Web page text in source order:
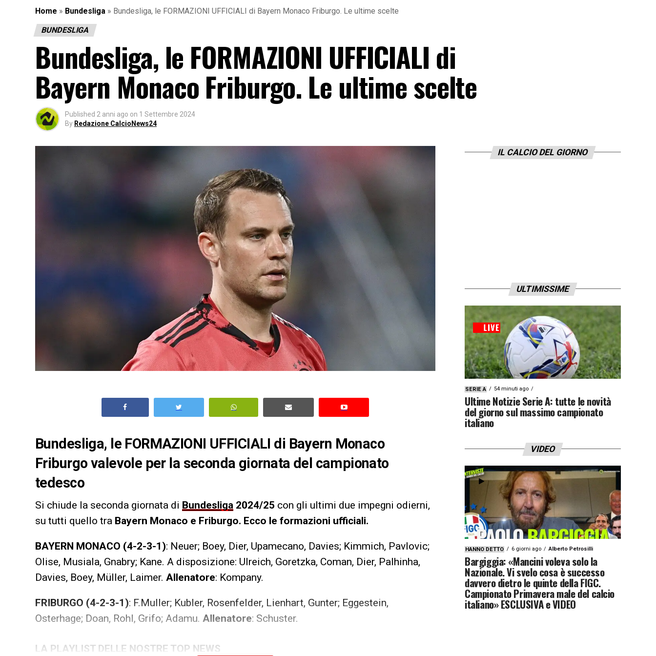
Home » Bundesliga » Bundesliga, le FORMAZIONI UFFICIALI di Bayern Monaco Friburgo. Le ultime scelte
BUNDESLIGA
Bundesliga, le FORMAZIONI UFFICIALI di
Bayern Monaco Friburgo. Le ultime scelte
Published 2 anni ago on 1 Settembre 2024
By Redazione CalcioNews24
Bundesliga, le FORMAZIONI UFFICIALI di Bayern Monaco
Friburgo valevole per la seconda giornata del campionato
tedesco
Si chiude la seconda giornata di Bundesliga 2024/25 con gli ultimi due impegni odierni,
su tutti quello tra Bayern Monaco e Friburgo. Ecco le formazioni ufficiali.
BAYERN MONACO (4-2-3-1): Neuer; Boey, Dier, Upamecano, Davies; Kimmich, Pavlovic;
Olise, Musiala, Gnabry; Kane. A disposizione: Ulreich, Goretzka, Coman, Dier, Palhinha,
Davies, Boey, Müller, Laimer. Allenatore: Kompany.
FRIBURGO (4-2-3-1): F.Muller; Kubler, Rosenfelder, Lienhart, Gunter; Eggestein,
Osterhage; Doan, Rohl, Grifo; Adamu. Allenatore: Schuster.
LA PLAYLIST DELLE NOSTRE TOP NEWS
IL CALCIO DEL GIORNO
ULTIMISSIME
SERIE A 54 minuti ago
Ultime Notizie Serie A: tutte le novità
del giorno sul massimo campionato
italiano
VIDEO
HANNO DETTO 6 giorni ago Alberto Petrosilli
Bargiggia: «Mancini voleva solo la
Nazionale. Vi svelo cosa è successo
davvero dietro le quinte della FIGC.
Campionato Primavera male del calcio
italiano» ESCLUSIVA e VIDEO